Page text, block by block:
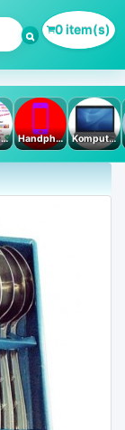
0 item(s)
Busana Muslim Handphone & Tablet Komputer PC & Laptop